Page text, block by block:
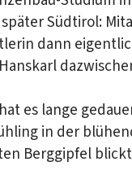
Südtirol:
dann
es lange
in der
Berggipfel